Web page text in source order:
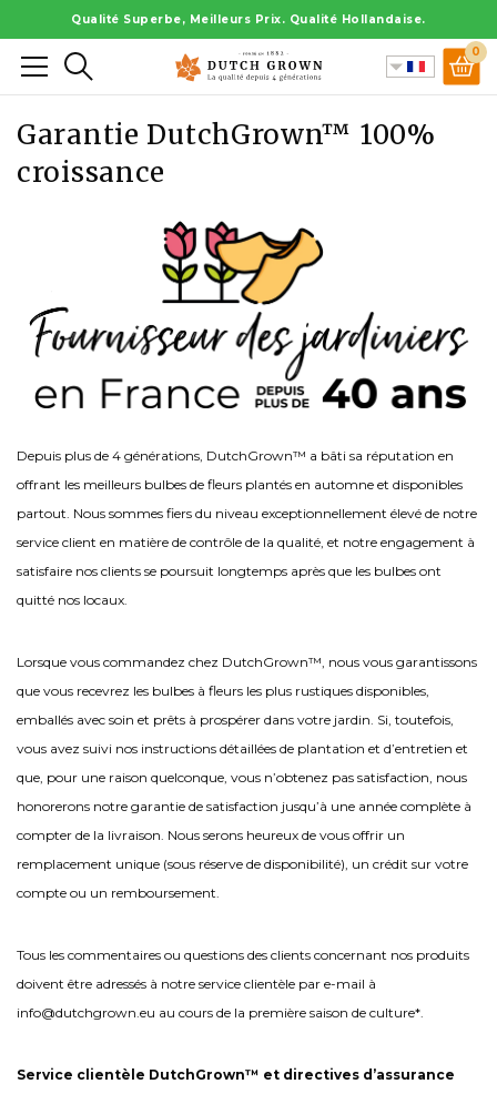
au
contenu
Qualité Superbe, Meilleurs Prix. Qualité Hollandaise.
Rechercher 0
Garantie DutchGrown™ 100%
croissance
Depuis plus de 4 générations, DutchGrown™ a bâti sa réputation en
offrant les meilleurs bulbes de fleurs plantés en automne et disponibles
partout. Nous sommes fiers du niveau exceptionnellement élevé de notre
service client en matière de contrôle de la qualité, et notre engagement à
satisfaire nos clients se poursuit longtemps après que les bulbes ont
quitté nos locaux.
Lorsque vous commandez chez DutchGrown™, nous vous garantissons
que vous recevrez les bulbes à fleurs les plus rustiques disponibles,
emballés avec soin et prêts à prospérer dans votre jardin. Si, toutefois,
vous avez suivi nos instructions détaillées de plantation et d’entretien et
que, pour une raison quelconque, vous n’obtenez pas satisfaction, nous
honorerons notre garantie de satisfaction jusqu’à une année complète à
compter de la livraison. Nous serons heureux de vous offrir un
remplacement unique (sous réserve de disponibilité), un crédit sur votre
compte ou un remboursement.
Tous les commentaires ou questions des clients concernant nos produits
doivent être adressés à notre service clientèle par e-mail à
info@dutchgrown.eu au cours de la première saison de culture*.
Service clientèle DutchGrown™ et directives d’assurance